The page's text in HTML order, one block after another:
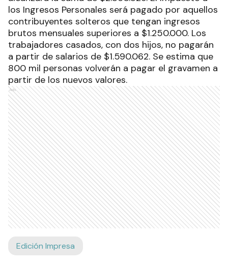
los Ingresos Personales será pagado por aquellos
contribuyentes solteros que tengan ingresos
brutos mensuales superiores a $1.250.000. Los
trabajadores casados, con dos hijos, no pagarán
a partir de salarios de $1.590.062. Se estima que
800 mil personas volverán a pagar el gravamen a
partir de los nuevos valores.
Ads
Edición Impresa